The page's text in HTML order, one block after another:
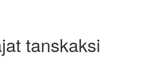
tanskaksi